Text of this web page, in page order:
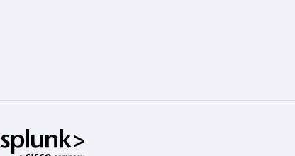
Splunk 全球頁尾標誌